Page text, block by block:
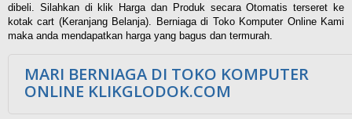
dibeli. Silahkan di klik Harga dan Produk secara Otomatis terseret ke
kotak cart (Keranjang Belanja). Berniaga di Toko Komputer Online Kami
maka anda mendapatkan harga yang bagus dan termurah.
MARI BERNIAGA DI TOKO KOMPUTER
ONLINE KLIKGLODOK.COM